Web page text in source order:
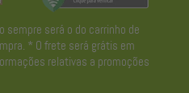
será o do carrinho de
* O frete será grátis em
relativas a promoções